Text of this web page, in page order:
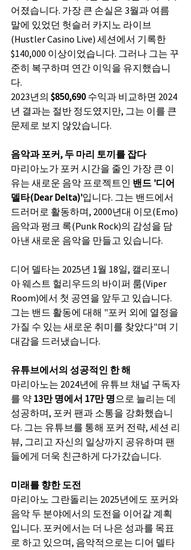
어졌습니다. 가장 큰 손실은 3월과 여름
말에 있었던 헛슬러 카지노 라이브
(Hustler Casino Live) 세션에서 기록한
$140,000 이상이었습니다. 그러나 그는 꾸
준히 복구하며 연간 이익을 유지했습니
다.
2023년의 $850,690 수익과 비교하면 2024
년 결과는 절반 정도였지만, 그는 이를 큰
문제로 보지 않았습니다.
음악과 포커, 두 마리 토끼를 잡다
마리아노가 포커 시간을 줄인 가장 큰 이
유는 새로운 음악 프로젝트인 밴드 '디어
델타(Dear Delta)'입니다. 그는 밴드에서
드러머로 활동하며, 2000년대 이모(Emo)
음악과 펑크 록(Punk Rock)의 감성을 담
아낸 새로운 음악을 만들고 있습니다.
디어 델타는 2025년 1월 18일, 캘리포니
아 웨스트 헐리우드의 바이퍼 룸(Viper
Room)에서 첫 공연을 앞두고 있습니다.
그는 밴드 활동에 대해 "포커 외에 열정을
가질 수 있는 새로운 취미를 찾았다"며 기
대감을 드러냈습니다.
유튜브에서의 성공적인 한 해
마리아노는 2024년에 유튜브 채널 구독자
를 약 13만 명에서 17만 명으로 늘리는 데
성공하며, 포커 팬과 소통을 강화했습니
다. 그는 유튜브를 통해 포커 전략, 세션 리
뷰, 그리고 자신의 일상까지 공유하며 팬
들에게 더욱 친근하게 다가갔습니다.
미래를 향한 도전
마리아노 그란돌리는 2025년에도 포커와
음악 두 분야에서의 도전을 이어갈 계획
입니다. 포커에서는 더 나은 성과를 목표
로 하고 있으며, 음악적으로는 디어 델타